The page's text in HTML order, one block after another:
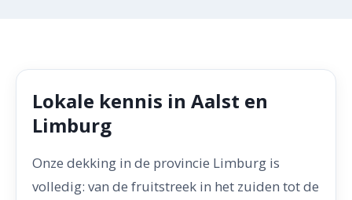
Lokale kennis in Aalst en
Limburg
Onze dekking in de provincie Limburg is
volledig: van de fruitstreek in het zuiden tot de